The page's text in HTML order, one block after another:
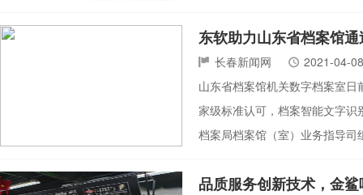
东软助力山东省档案馆
长春新闻网
2021-04-08
山东省档案馆机关数字档案室
家级标准认可，档案智能文字
档案局档案馆（室）业务指导
品质服务创新技术，金